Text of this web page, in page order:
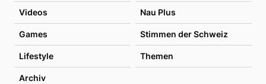
Videos Nau Plus
Games Stimmen der Schweiz
Lifestyle Themen
Archiv